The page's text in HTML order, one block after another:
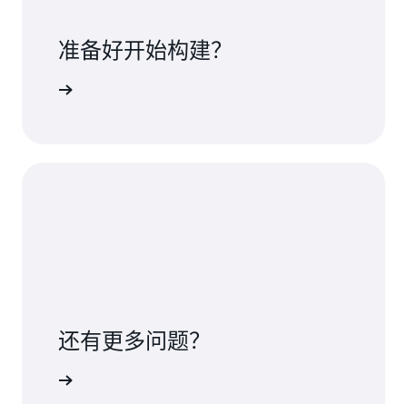
准备好开始构建？
还有更多问题？